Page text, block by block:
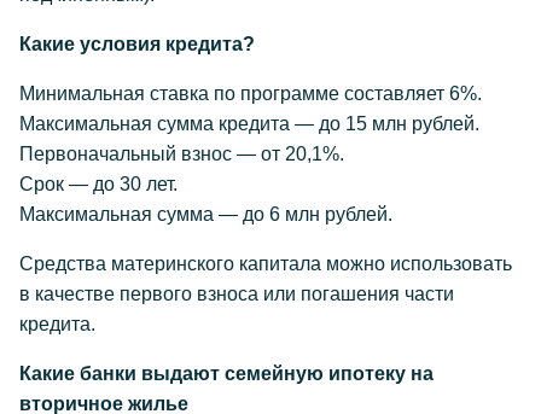
Какие условия кредита?
Минимальная ставка по программе составляет 6%.
Максимальная сумма кредита — до 15 млн рублей.
Первоначальный взнос — от 20,1%.
Срок — до 30 лет.
Максимальная сумма — до 6 млн рублей.
Средства материнского капитала можно использовать
в качестве первого взноса или погашения части
кредита.
Какие банки выдают семейную ипотеку на
вторичное жилье